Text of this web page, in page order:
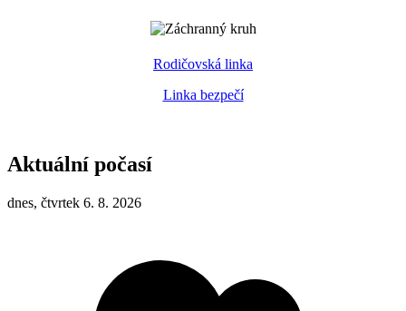
Rodičovská linka
Linka bezpečí
Aktuální počasí
dnes, čtvrtek 6. 8. 2026